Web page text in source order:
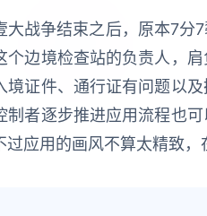
大战争结束之后，原本7
个边境检查站的负责人，
境证件、通行证有问题以
制者逐步推进应用流程也
应用的画风不算太精致，